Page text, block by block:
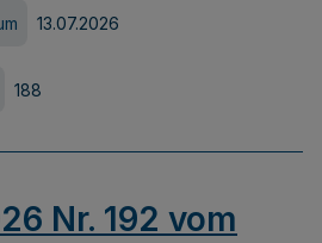
13.07.2026
188
Nr. 192 vom